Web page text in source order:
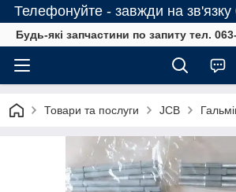
Телефонуйте - завжди на
Будь-які запчастини по запиту тел.
Товари та послуги JCB